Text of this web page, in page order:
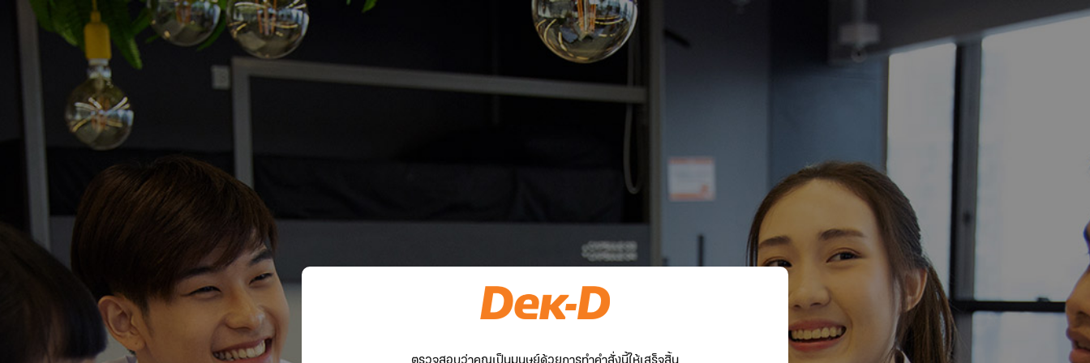
ตรวจสอบว่าคุณเป็นมนุษย์ด้วยการทำคำสั่งนี้ให้เสร็จสิ้น